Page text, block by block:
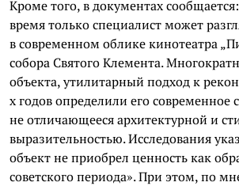
Кроме того, в документах
время только специалист может
в современном облике кинотеатра
собора Святого Клемента.
объекта, утилитарный подход к
х годов определили его современное
не отличающееся архитектурной и
выразительностью. Исследования
объект не приобрел ценность как
советского периода». При этом, по